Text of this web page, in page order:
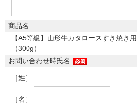
商品名
【A5等級】山形牛カタロースすき焼き
（300g）
お問い合わせ時氏名
［姓］
［名］